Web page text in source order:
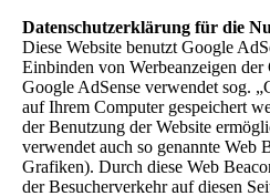
Datenschutzerklärung für die
Diese Website benutzt Google
Einbinden von Werbeanzeigen
Google AdSense verwendet sog.
auf Ihrem Computer gespeichert
der Benutzung der Website
verwendet auch so genannte Web
Grafiken). Durch diese Web
der Besucherverkehr auf diesen